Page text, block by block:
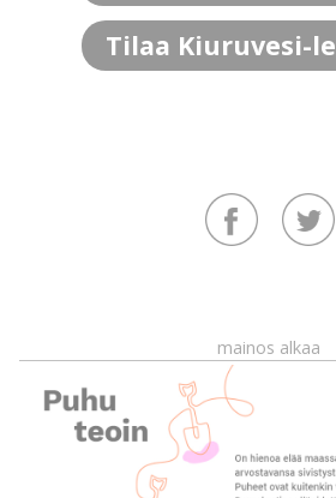
Tilaa Kiuruvesi-
mainos alkaa